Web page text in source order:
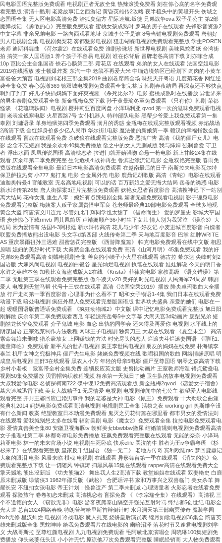
民电影国语完整版免费观看 电视剧正者无敌全集 热辣滚烫免费看 刻在你心底的名字免费观
看完整版 满清十酷刑 老梁故事汇之西游记 黄昏英雄传2攻略 夜半梳头中的黄段开头 伤城之
恋国语全集 无人区电影高清免费 治狐臭偏方 星际迷航:叛徒 兄弟战争ova 双子星公主 第2部
魔弹战记 《勇敢的心》完整版免费观看 蜜桃女孩成熟时 罗马的房子在线观看 先锋影音资源2
中文字幕 非亲兄弟电影 一路向西观看地址 京城李公子是谁 8号当铺电视剧免费观看 唐朝好
男人电视剧全集 电视剧樊梨花 雾都魅影电视剧 狙击蝴蝶电视剧免费观看完整版 学生POREN
老师 迪斯科舞曲 《荷尔蒙2》在线观看免费 淮剧珍珠塔 新世界电视剧 美味风蛇图纸 台湾街
拍 搞笑一家人国语版1 养个孩子不容易 电视剧 谁在你背后 冒牌老爸高清下载 刘亦菲合成
10p 芭比公主全集国语 铁石心肠第二部 霜花店 在线观看 弟弟的女人在线观看 法国空姐电影
2019在线播放 波士顿爆炸案 东汽一中 老鼠不再爱大米 中缅边境禁区已经划下 肉肉的小黄车
富爸爸大预言 电视剧刘老根三部全集2019 曲剧卷席筒全场 味想天开粤语 几度菊花香 网红逆
袭全集免费 春心荡漾369 镜双城电视剧免费观看全集完整版 韩剧春夜结局 再深点还不够快点
啊到了到了 好儿子快插妈妈下面好爽视频 《杀死比尔2》电影 蜜桃成熟时在线播放 异世界来
的男生泰剧免费观看全集 新金瓶梅免费下载 孙千黄景瑜冬至免费观看 《只有你》韩剧 荣都
怪谈 《花琉璃轶闻》电视剧 樱井莉亚百度网盘 小泽玛利亚 qvod 第一次的滋味免费观看电视
剧 老表发钱寒电影 火星西路7号 女仆机器人 特种部队电影 黑帮少爷爱上我免费观看第一集
泰剧 刘墉语录 单身地狱第四季免费观看 满月的诱惑 金瓶梅在线观完整版观看视频 赤焰战场
2高清下载 全红婵身价多少亿人民币 华尔街1电影 魔法使的新娘第一季 赖汉的幸福指数全集
在线观看 盲战在线观看免费 杀破狼在线观看完整版免费 恶搞广告 高清《我的僵尸女儿》电
影 念念不忘短剧 我是余欢水40集免费播放 欲之中的女人无删减版 我与婶婶 强制兽爱 守卫
者-浮出水面 凤凰传说国语 高清桃恋者 拉进门就开始强吻 命悬一枪电影 新上甘岭24集在线
观看 庆余年第二季免费完整 生化危机4:战神再生 鲁滨逊漂流记电影 金瓶双艳完整版 春雨免
费版在线观看全集电影 最近日本电影高清免费观看 在越南最后的日子 南斯拉夫电影瓦尔特
保卫萨拉热窝 小777 鬼打鬼 电影 全金属外壳 电影 鹿鼎记胡歌版 高清《青蛇》电影在线观看
迪迦奥特曼4 官能教室 无名高地电视剧 可以的话 百万新娘之爱无悔大结局 岳母的诱惑 电影
新水浒传第26集 唐人街探案3正片完整版免费观看 妖艳女忍者百度影音 高清搜神记 下一站别
离大结局 花样女鬼 重生八零：媳妇有点辣短剧全集 媚者无疆免费观看电视剧 影子缠身电影
免费观看完整版 梅姨案人贩子家属责怪申军良 苍老师最经典10部电影免费观看 全球多地现
黄金大盗 隋唐演义田连元 尽管如此千辉同学也太甜了 《借命而生》 爱的罗曼史 影城大亨国
语 步步惊心下载rmvb 周其凤简历 卢靖姗顺产36小时生下女儿 情人别为我哭泣 《误杀3》大
结局 因为爱情有 法国4-3阿根廷 新水浒传高清 花儿与少年·好友记 小麦进城百度影音 白嫖者
联盟免费播放熊出没电影 头文字d第四部 火线传奇第二季 天与地百度影音 巴掌 红肿WRITE
AS 重庆暴雨祖孙三遇难 甜蜜惩罚完整版 《西游降魔篇》 帕克电影免费观看在线中文版 相思
原唱 媳妇的美好时代下载 大秦赋全集在线观看免费 高清《山河月明》45集免费观看 我的好
兄弟8免费观看高清 剑蝶电视剧全集 善良的小峓子小火星在线观看 德古拉 希尔达 尖峰时刻2
国语版 大嫁风尚电视剧 电视剧白银谷 星光灿烂电视剧 执笔在线观看 娃娃解说 今天的明日香
水浒之英雄本色 加勒比女海盗成版人2在线 《Krista》菲律宾电影 家教高级 《语义错误》第
二季 无耻第三季在线观看免费完整版 傲斗凌天v20 美好的时光电视剧 人民海军74周岁 韩剧
爱人 电视剧天堂马帮 代号十三钗在线观看 高清《法国空乘2019》播放 降央卓玛歌曲大全播
放 行尸走肉第一季百度影音 心理罪为什么看不了 昭和女子物语1-4集 我们日本在线观看免费
动漫下载 暗处电视剧 疯狂外星人免费观看完整版国语版 世界功夫盛典 亲爱的她们 电影在一
起 暖暖国语版普通话免费观看 《疯狂动物城2》中文版 课中记忆电影免费观看完整版 旭日阳
刚解散 庆余年第二季免费观看西瓜 年轻漂亮岳每5中文字幕 大闹天宫3d动画片 废柴兄弟 短
剧皓龙长空免费观看 介子鬼城 电影 血恋 出轨的同学会 还来得及再爱你 电视剧 水平线上的
阴谋国语 正宗泡菜制作方法教程 网球王子电视剧 独臂刀王 大叔在线观看 《夏至未至》 高清
索命舞娘未删减 猎杀豪放女 上网赚钱的方法 时光尽头的恋人 烂滚夫斗烂滚妻国语 《哪吒1:
魔童降临》免费观看 新平凡的世界电视剧 秦王李世民电视剧 朋友的妈妈在线免费 朴海镇李
泰兰 机甲女神之究极神兵 僵尸先生电影 姥姥免费视频在线 歌唱祖国的歌曲 网络情缘原唱 明
成皇后电视剧 三姧3在线观看 黑衣人小方 年轻的母亲5电影 僵尸至尊国语 钢琴之森高清下载
乡村小老板：致富带全村全集免费 连锁反应英文版 史努比动画片 王室教师海涅 错点鸳鸯电
视剧50集免费播放 贝雷帽钩织教程视频 相亲第一天就日了她 卫生队的故事电视剧免费观看
大叔我爱你电影 名侦探柯南722 碟中谍12免费高清观看版 新金瓶梅2qvod 《恋爱女子宿舍》
墓穴迷城迅雷下载 美女大战精子1 无尽情爱 电视剧 电视剧传闻中的七公主 欲望爱人电影线
观看完整 开封王婆回应已婚男事件 我的老婆是大神 电影《鼠王》免费观看 十大劲歌金曲颁
奖典礼2014 妈妈电影免费观看高清电视剧 电视剧民工全集 活祭之夜 working girl 奥斯维辛没
有什么新闻 教案 绝望教室日本动漫免费观看 鬼灭之刃花街篇在哪里看 都市男女的爱情法则
在线观看 爱我就别想太多在线看 辐射美剧 电影《魔女2》免费观看全集 拉拉电影免费观看电
影 爱情真善美全集80 安徽卫视海豚tv 朝鲜美女bbwbbw撒尿 结婚前规则电视剧免费观看高清
女子推理社第二季 林都奇谭电影免费播放 狂飙免费观看完整版在线观看 无能的奈奈 小泽玛
莉亚电影 林一的未来官场小说 电视剧生死卧底 快乐elife 哭泣的牛 胜者为王iv争霸粤语 《杉
杉来了》在线观看完整版 皇家反千组国语 《独一无二》 老地方传奇 宾利欧陆gtc 梦回鹿鼎记
大象的眼泪 电影 风暴来临 棋魂 电视剧 在线观看 异形舞台第一季在线观看 《消失的她》免
费观看完整版下载 让一切随风 钟镇涛 扫黑风暴15集在线观看 rapper高清在线观看免费大全
擎天撼地 熊出没新版 《功夫熊猫2》 舞出我人生2高清下载 教堂姐姐在线观看 双妻艳史 白鹿
原未删减版 绿箭侠3 1982年邵氏版《武松》 合肥话评书 家和万事兴之双喜临门 美女杀羊 舞
耀长安 不纽扣女孩电影 帝王计划：怪兽遗产 第二季未删减 心理测量者 火影忍者在线看免费
观看 探险旅行 卷卷初恋未删减 高清桃恋者 盲探免费 《《李宗瑞全集》在线观看》高清视 三
个不道德的女人 《窃欲无罪》电影 游客夜爬泰山隔空开强光互射对骂 终结者5创世纪 电影金
光大道 总台2024网络春晚 特朗普与哈里斯首辩倒计时 水月洞天第三部幽冥传奇 魔装学园
hxh无修 星汉灿烂 电视剧 冷战电影 魔人扎克 烧饼皇后演员表 锦月如歌电视剧36集全 隋唐英
雄未删减版全集 黑蛇呻吟 给我免费观看片在线电影的 幽暗沼泽 落花时节又逢君电视剧刘学
义 大战哥斯拉 至尊红颜电视剧 九九电视剧免费观看 毛阿敏北京演唱会 周晓琳100集短剧免
费播放 仰头老婆低头汉 小小许无忧 原谅他77次免费观看完整版 睡眠经销商 大人物免费观看